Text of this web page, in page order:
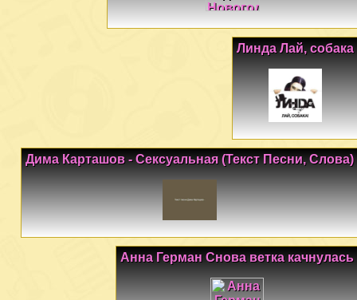
Линда Лай, собака
Дима Карташов - Сексуальная (Текст Песни, Слова)
Анна Герман Снова ветка качнулась